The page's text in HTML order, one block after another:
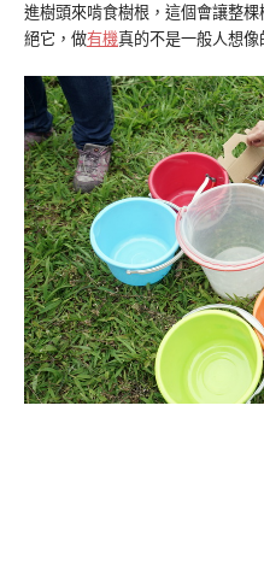
進樹頭來啃食樹根，這個會讓整
絕它，做有機真的不是一般人想像